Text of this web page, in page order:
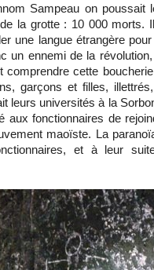
Sampeau on poussait
la grotte : 10 000 morts.
une langue étrangère
un ennemi de la
comprendre cette
garçons et filles,
leurs universités à la
aux fonctionnaires de
maoïste. La
et à leur